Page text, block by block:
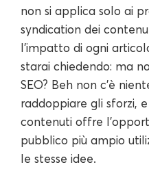
non si applica solo ai
syndication dei
l'impatto di ogni
starai chiedendo: ma
SEO? Beh non c'è
raddoppiare gli sforzi,
contenuti offre
pubblico più ampio
le stesse idee.